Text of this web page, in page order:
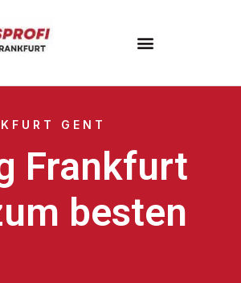
GENT
Frankfurt
besten